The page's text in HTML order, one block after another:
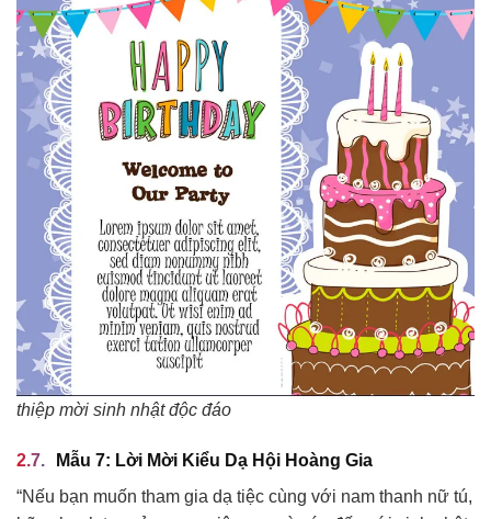
thiệp mời sinh nhật độc đáo
Mẫu 7: Lời Mời Kiểu Dạ Hội Hoàng Gia
“Nếu bạn muốn tham gia dạ tiệc cùng với nam thanh nữ tú,